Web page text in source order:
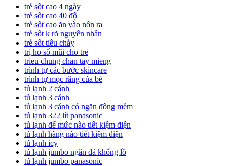
trẻ sốt cao 4 ngày
trẻ sốt cao 40 độ
trẻ sốt cao ăn vào nôn ra
trẻ sốt k rõ nguyên nhân
trẻ sốt tiêu chảy
trị ho sổ mũi cho trẻ
trieu chung chan tay mieng
trình tự các bước skincare
trình tự mọc răng của bé
tủ lạnh 2 cánh
tủ lạnh 3 cánh
tủ lạnh 3 cánh có ngăn đông mềm
tủ lạnh 322 lít panasonic
tủ lạnh để mức nào tiết kiệm điện
tủ lạnh hãng nào tiết kiệm điện
tủ lạnh icy
tủ lạnh jumbo ngăn đá khổng lồ
tủ lạnh jumbo panasonic